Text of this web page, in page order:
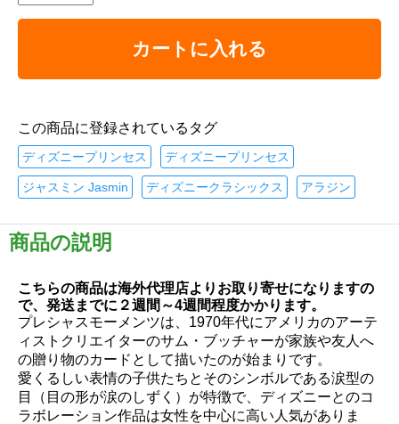
カートに入れる
この商品に登録されているタグ
ディズニープリンセス ディズニープリンセス
ジャスミン Jasmin ディズニークラシックス アラジン
商品の説明
こちらの商品は海外代理店よりお取り寄せになりますの
で、発送までに２週間～4週間程度かかります。
プレシャスモーメンツは、1970年代にアメリカのアーテ
ィストクリエイターのサム・ブッチャーが家族や友人へ
の贈り物のカードとして描いたのが始まりです。
愛くるしい表情の子供たちとそのシンボルである涙型の
目（目の形が涙のしずく）が特徴で、ディズニーとのコ
ラボレーション作品は女性を中心に高い人気がありま